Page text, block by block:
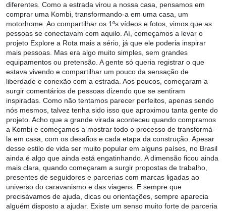
diferentes. Como a estrada virou a nossa casa, pensamos em
comprar uma Kombi, transformando-a em uma casa, um
motorhome. Ao compartilhar os 1ºs vídeos e fotos, vimos que as
pessoas se conectavam com aquilo. Aí, começamos a levar o
projeto Explore a Rota mais a sério, já que ele poderia inspirar
mais pessoas. Mas era algo muito simples, sem grandes
equipamentos ou pretensão. A gente só queria registrar o que
estava vivendo e compartilhar um pouco da sensação de
liberdade e conexão com a estrada. Aos poucos, começaram a
surgir comentários de pessoas dizendo que se sentiram
inspiradas. Como não tentamos parecer perfeitos, apenas sendo
nós mesmos, talvez tenha sido isso que aproximou tanta gente do
projeto. Acho que a grande virada aconteceu quando compramos
a Kombi e começamos a mostrar todo o processo de transformá-
la em casa, com os desafios e cada etapa da construção. Apesar
desse estilo de vida ser muito popular em alguns países, no Brasil
ainda é algo que ainda está engatinhando. A dimensão ficou ainda
mais clara, quando começaram a surgir propostas de trabalho,
presentes de seguidores e parcerias com marcas ligadas ao
universo do caravanismo e das viagens. E sempre que
precisávamos de ajuda, dicas ou orientações, sempre aparecia
alguém disposto a ajudar. Existe um senso muito forte de parceria